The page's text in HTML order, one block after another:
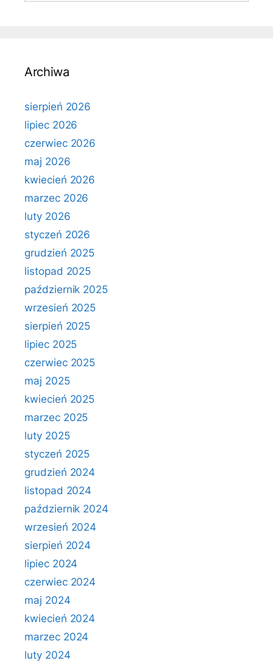
Archiwa
sierpień 2026
lipiec 2026
czerwiec 2026
maj 2026
kwiecień 2026
marzec 2026
luty 2026
styczeń 2026
grudzień 2025
listopad 2025
październik 2025
wrzesień 2025
sierpień 2025
lipiec 2025
czerwiec 2025
maj 2025
kwiecień 2025
marzec 2025
luty 2025
styczeń 2025
grudzień 2024
listopad 2024
październik 2024
wrzesień 2024
sierpień 2024
lipiec 2024
czerwiec 2024
maj 2024
kwiecień 2024
marzec 2024
luty 2024